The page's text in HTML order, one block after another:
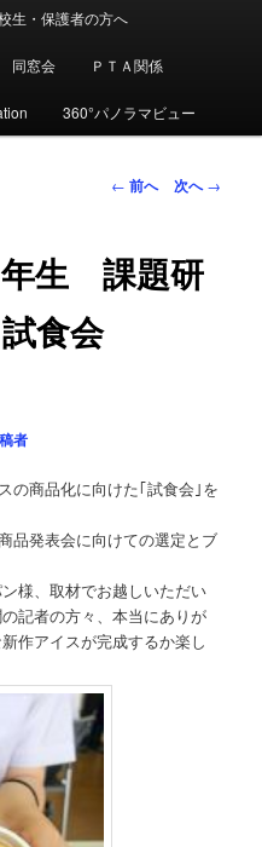
生・保護者の方へ
同窓会 ＰＴＡ関係
360°パノラマビュー
投
ビ
ゲ
← 前へ 次へ→
生 課題研
食会
者
の商品化に向けた｢試食会｣を
品発表会に向けての選定とブ
様、取材でお越しいただい
記者の方々、本当にありが
作アイスが完成するか楽し